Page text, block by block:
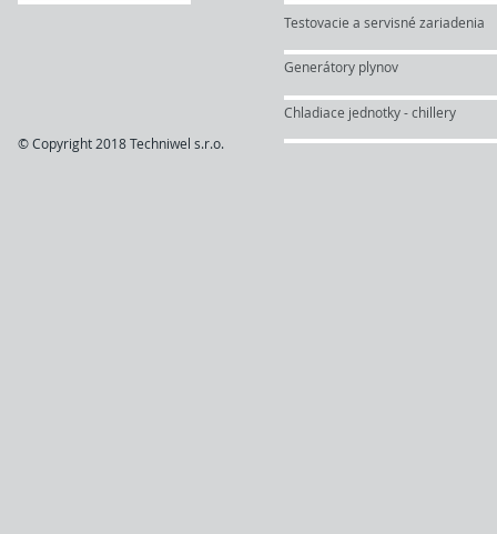
© Copyright 2018 Techniwel s.r.o.
Testovacie a servisné zariadenia
Generátory plynov
Chladiace jednotky - chillery